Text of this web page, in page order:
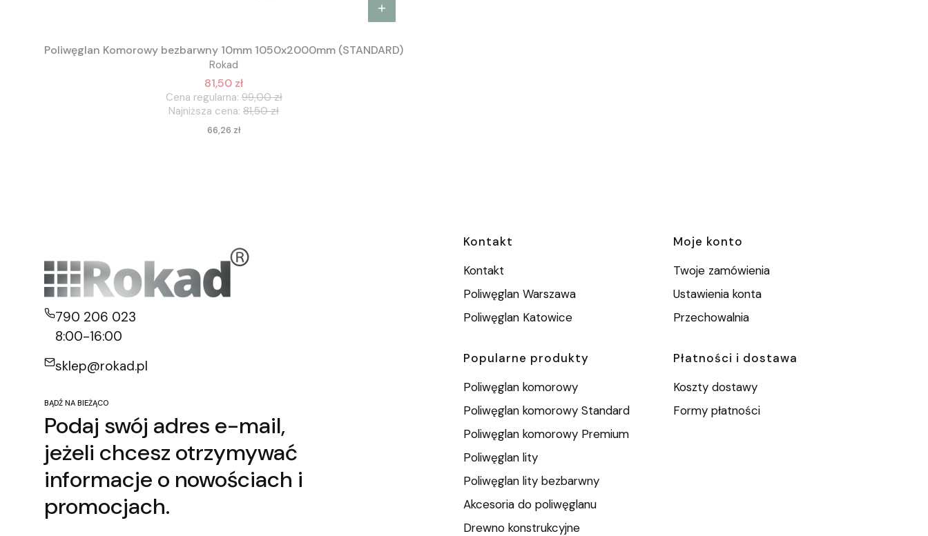
Poliwęglan Komorowy bezbarwny 10mm 1050x2000mm (STANDARD)
Rokad
81,50 zł
Cena regularna: 99,00 zł
Najniższa cena: 81,50 zł
Cena
66,26 zł
790 206 023
8:00-16:00
sklep@rokad.pl
BĄDŹ NA BIEŻĄCO
Podaj swój adres e-mail,
jeżeli chcesz otrzymywać
informacje o nowościach i
promocjach.
Linki w stopce
Kontakt
Kontakt
Poliwęglan Warszawa
Poliwęglan Katowice
Moje konto
Twoje zamówienia
Ustawienia konta
Przechowalnia
Popularne produkty
Poliwęglan komorowy
Poliwęglan komorowy Standard
Poliwęglan komorowy Premium
Poliwęglan lity
Poliwęglan lity bezbarwny
Akcesoria do poliwęglanu
Drewno konstrukcyjne
Płatności i dostawa
Koszty dostawy
Formy płatności